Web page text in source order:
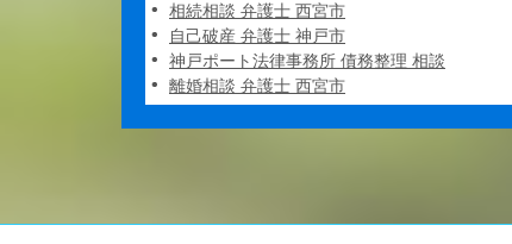
相続相談 弁護士 西宮市
自己破産 弁護士 神戸市
神戸ポート法律事務所 債務整理 相談
離婚相談 弁護士 西宮市